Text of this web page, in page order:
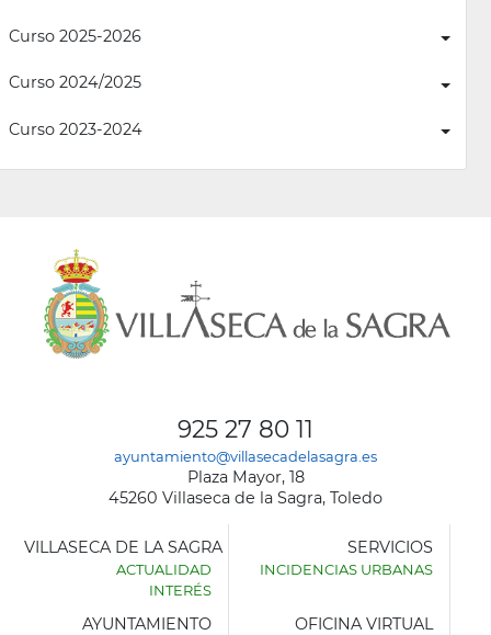
Curso 2025-2026
Curso 2024/2025
Curso 2023-2024
925 27 80 11
ayuntamiento@villasecadelasagra.es
Plaza Mayor, 18
45260 Villaseca de la Sagra, Toledo
VILLASECA DE LA SAGRA
ACTUALIDAD
INTERÉS
SERVICIOS
INCIDENCIAS URBANAS
AYUNTAMIENTO OFICINA VIRTUAL